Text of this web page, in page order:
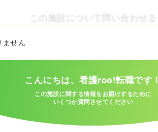
この施設について問い合わせる
ません
こんにちは、看護roo!転職です！
この施設に関する情報をお届けするために
いくつか質問させてください